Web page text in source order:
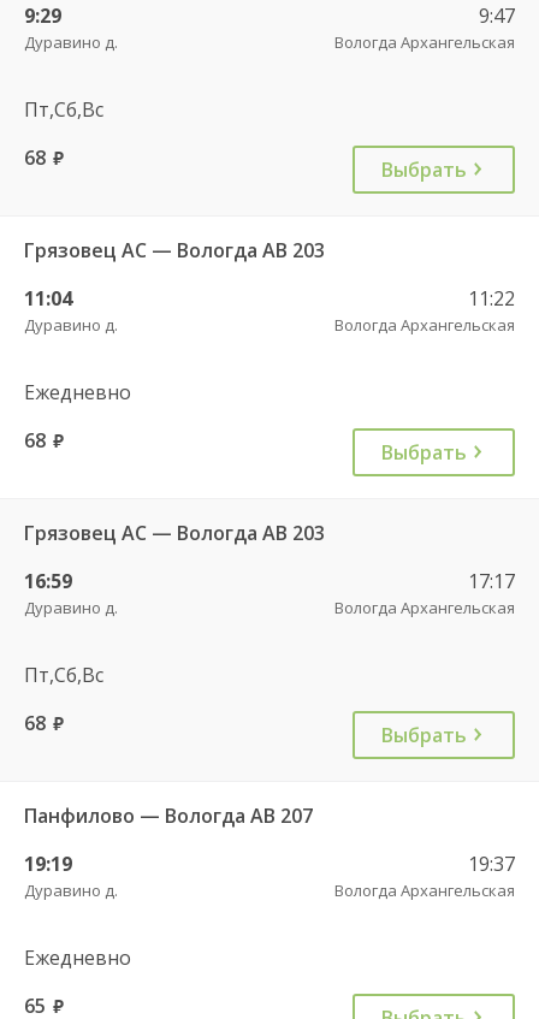
9:29
Дуравино д.
9:47
Вологда Архангельская
Пт,Сб,Вс
68 руб. Выбрать
Грязовец АС — Вологда АВ 203
11:04
Дуравино д.
11:22
Вологда Архангельская
Ежедневно
68 руб. Выбрать
Грязовец АС — Вологда АВ 203
16:59
Дуравино д.
17:17
Вологда Архангельская
Пт,Сб,Вс
68 руб. Выбрать
Панфилово — Вологда АВ 207
19:19
Дуравино д.
19:37
Вологда Архангельская
Ежедневно
65 руб.